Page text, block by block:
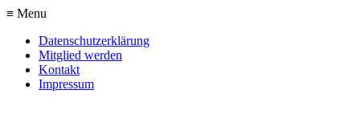
≡ Menu
Datenschutzerklärung
Mitglied werden
Kontakt
Impressum